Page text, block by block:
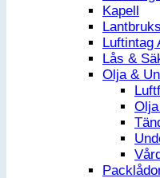
Kapell
Luftintag
Lås &
Olja &